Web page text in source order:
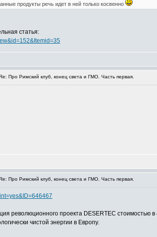
продукты речь идет в ней только косвенно
статья:
Про Римский клуб, конец света и ГМО. Часть первая.
Про Римский клуб, конец света и ГМО. Часть первая.
революционного проекта DESERTEC стоимостью
чистой энергии в Европу.